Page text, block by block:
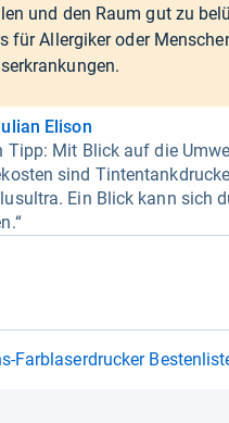
und den Raum gut zu
für Allergiker oder
Elison
Tipp: Mit Blick auf die
sind
Ein Blick kann sich
Farblaserdrucker